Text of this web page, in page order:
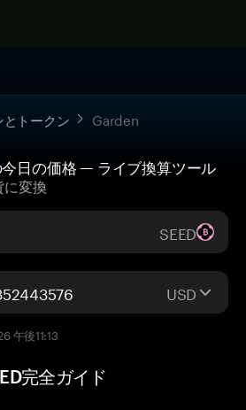
とトークン Garden
日の価格 — ライブ換算ツール
に変換
SEED
USD
午後11:13
完全ガイド